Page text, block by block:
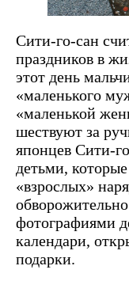
Сити-го-сан
праздников в
этот день
«маленького
«маленькой
шествуют за
японцев Сити-
детьми,
«взрослых»
фотографиями
календари,
подарки.